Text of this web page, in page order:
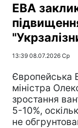
ЕВА
13:39 08.07.2026 Ср
Європейська
міністра
зростання
5-10%,
не